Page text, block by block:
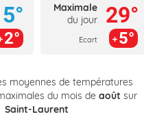
2°
Maximale
du jour
Ecart
29°
5°
moyennes de températures
du mois de août sur
Saint-Laurent